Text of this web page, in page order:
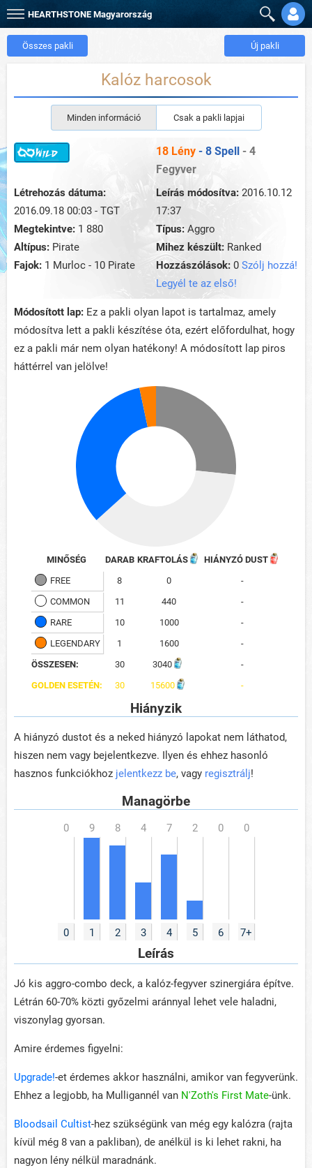
HEARTHSTONE Magyarország
Összes pakli Új pakli
Kalóz harcosok
Minden információ Csak a pakli lapjai
18 Lény - 8 Spell - 4
Fegyver
Létrehozás dátuma:
2016.09.18 00:03 - TGT
Leírás módosítva: 2016.10.12
17:37
Megtekintve: 1 880 Típus: Aggro
Altípus: Pirate Mihez készült: Ranked
Fajok: 1 Murloc - 10 Pirate Hozzászólások: 0 Szólj hozzá!
Legyél te az első!
Módosított lap: Ez a pakli olyan lapot is tartalmaz, amely
módosítva lett a pakli készítése óta, ezért előfordulhat, hogy
ez a pakli már nem olyan hatékony! A módosított lap piros
háttérrel van jelölve!
MINŐSÉG DARAB KRAFTOLÁS
HIÁNYZÓ DUST
FREE
8 0
-
COMMON
11 440
-
RARE
10 1000
-
LEGENDARY
1 1600
-
ÖSSZESEN:
30 3040
-
GOLDEN ESETÉN:
30 15600 -
Hiányzik
A hiányzó dustot és a neked hiányzó lapokat nem láthatod,
hiszen nem vagy bejelentkezve. Ilyen és ehhez hasonló
hasznos funkciókhoz jelentkezz be, vagy regisztrálj!
Managörbe
0 1 2 3 4 5 6 7+
Leírás
Jó kis aggro-combo deck, a kalóz-fegyver szinergiára építve.
Létrán 60-70% közti győzelmi aránnyal lehet vele haladni,
viszonylag gyorsan.
Amire érdemes figyelni:
Upgrade!-et érdemes akkor használni, amikor van fegyverünk.
Ehhez a legjobb, ha Mulligannél van N'Zoth's First Mate-ünk.
Bloodsail Cultist-hez szükségünk van még egy kalózra (rajta
kívül még 8 van a pakliban), de anélkül is ki lehet rakni, ha
nagyon lény nélkül maradnánk.